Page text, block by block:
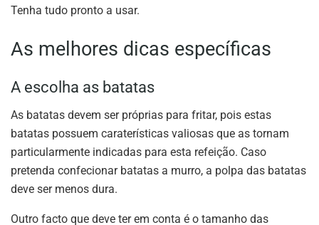
Tenha tudo pronto a usar.
As melhores dicas específicas
A escolha as batatas
As batatas devem ser próprias para fritar, pois estas
batatas possuem caraterísticas valiosas que as tornam
particularmente indicadas para esta refeição. Caso
pretenda confecionar batatas a murro, a polpa das batatas
deve ser menos dura.
Outro facto que deve ter em conta é o tamanho das